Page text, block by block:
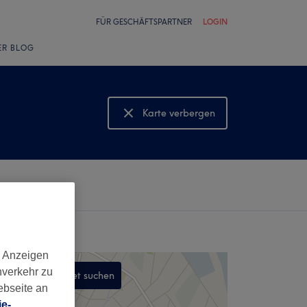
FÜR GESCHÄFTSPARTNER LOGIN
BLOG
Karte verbergen
Karte anzeigen
In diesem Gebiet suchen
,
zu
an